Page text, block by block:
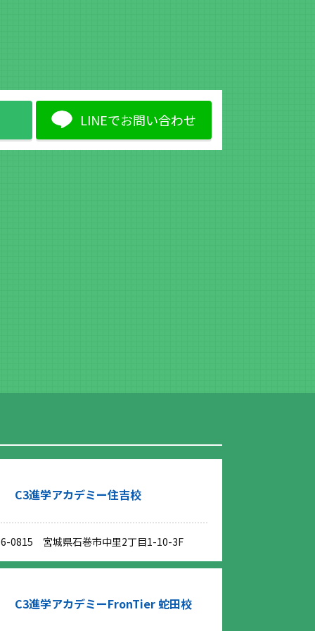
LINEでお問い合わせ
C3進学アカデミー住吉校
0815 宮城県石巻市中里2丁目1-10-3F
C3進学アカデミーFronTier 蛇田校